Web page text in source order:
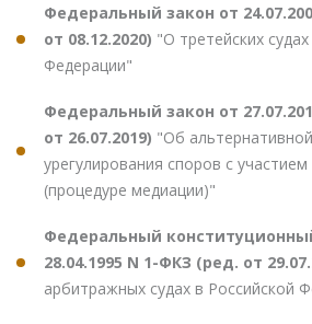
Федеральный закон от
от 08.12.2020) "О третейских
Федерации"
Федеральный закон от
от 26.07.2019) "Об
урегулирования споров с
(процедуре медиации)"
Федеральный
28.04.1995 N 1-ФКЗ (ред. от
арбитражных судах в Российской